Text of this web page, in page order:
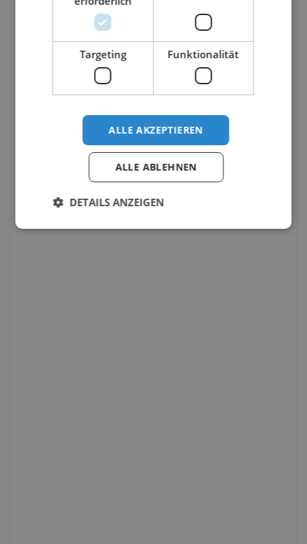
Targeting Funktionalität
ALLE AKZEPTIEREN
ALLE ABLEHNEN
DETAILS ANZEIGEN